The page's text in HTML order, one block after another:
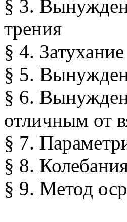
§ 3.
трения
§ 4.
§ 5.
§ 6.
отличным от
§ 7.
§ 8.
§ 9. Метод